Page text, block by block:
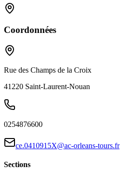
Coordonnées
Rue des Champs de la Croix
41220 Saint-Laurent-Nouan
0254876600
ce.0410915X@ac-orleans-tours.fr
Sections